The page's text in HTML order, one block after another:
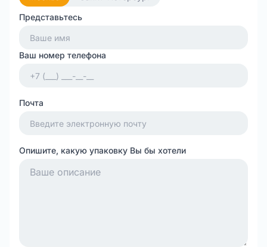
Представьтесь
Ваш номер телефона
Почта
Опишите, какую упаковку Вы бы хотели